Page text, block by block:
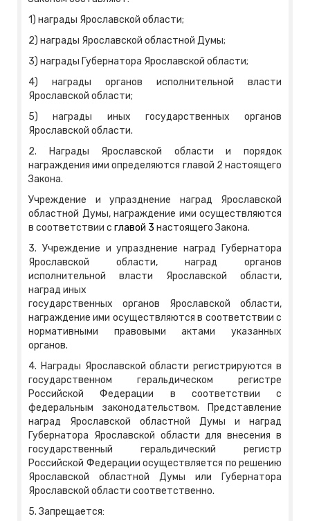
1) награды Ярославской области;
2) награды Ярославской областной Думы;
3) награды Губернатора Ярославской области;
4) награды органов исполнительной власти
Ярославской области;
5) награды иных государственных органов
Ярославской области.
2. Награды Ярославской области и порядок
награждения ими определяются главой 2 настоящего
Закона.
Учреждение и упразднение наград Ярославской
областной Думы, награждение ими осуществляются
в соответствии с главой 3 настоящего Закона.
3. Учреждение и упразднение наград Губернатора
Ярославской области, наград органов
исполнительной власти Ярославской области,
наград иных
государственных органов Ярославской области,
награждение ими осуществляются в соответствии с
нормативными правовыми актами указанных
органов.
4. Награды Ярославской области регистрируются в
государственном геральдическом регистре
Российской Федерации в соответствии с
федеральным законодательством. Представление
наград Ярославской областной Думы и наград
Губернатора Ярославской области для внесения в
государственный геральдический регистр
Российской Федерации осуществляется по решению
Ярославской областной Думы или Губернатора
Ярославской области соответственно.
5. Запрещается: